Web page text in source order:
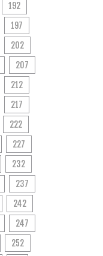
192
197
202
207
212
217
222
227
232
237
242
247
252